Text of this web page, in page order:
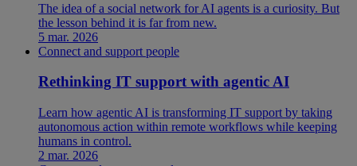
The idea of a social network for AI agents is a curiosity. But
the lesson behind it is far from new.
5 mar. 2026
Connect and support people
Rethinking IT support with agentic AI
Learn how agentic AI is transforming IT support by taking
autonomous action within remote workflows while keeping
humans in control.
2 mar. 2026